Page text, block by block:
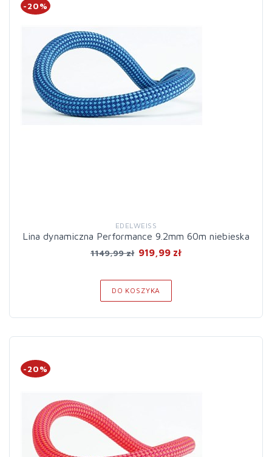
-20%
EDELWEISS
Lina dynamiczna Performance 9.2mm 60m niebieska
1149,99 zł 919,99 zł
DO KOSZYKA
-20%